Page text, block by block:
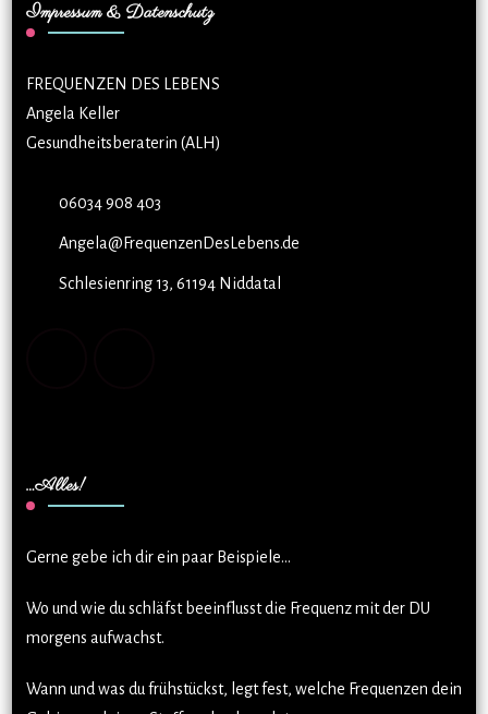
Impressum & Datenschutz
FREQUENZEN DES LEBENS
Angela Keller
Gesundheitsberaterin (ALH)
06034 908 403
Angela@FrequenzenDesLebens.de
Schlesienring 13, 61194 Niddatal
…Alles!
Gerne gebe ich dir ein paar Beispiele…
Wo und wie du schläfst beeinflusst die Frequenz mit der DU
morgens aufwachst.
Wann und was du frühstückst, legt fest, welche Frequenzen dein